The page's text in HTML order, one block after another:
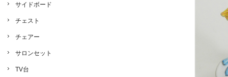
サイドボード
チェスト
チェアー
サロンセット
TV台